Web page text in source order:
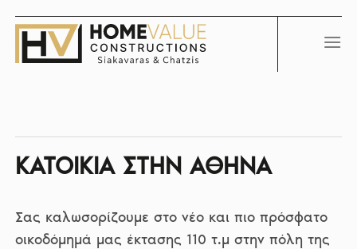
content
ΚΑΤΟΙΚΙΑ ΣΤΗΝ ΑΘΗΝΑ
Σας καλωσορίζουμε στο νέο και πιο πρόσφατο
οικοδόμημά μας έκτασης 110 τ.μ στην πόλη της